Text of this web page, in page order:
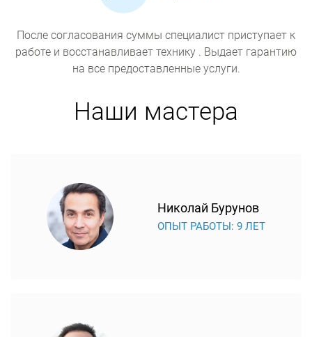
После согласования суммы специалист приступает к
работе и восстанавливает технику . Выдает гарантию
на все предоставленные услуги.
Наши мастера
Николай Бурунов
ОПЫТ РАБОТЫ: 9 ЛЕТ